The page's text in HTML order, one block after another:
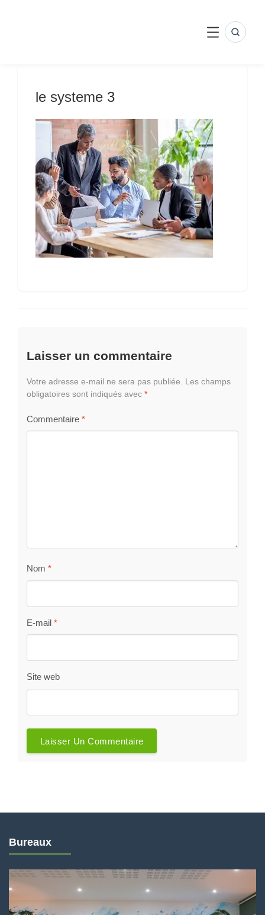
MENU
le systeme 3
Laisser un commentaire
Votre adresse e-mail ne sera pas publiée.
Les champs
obligatoires sont indiqués avec *
Commentaire *
Nom *
E-mail *
Site web
Bureaux